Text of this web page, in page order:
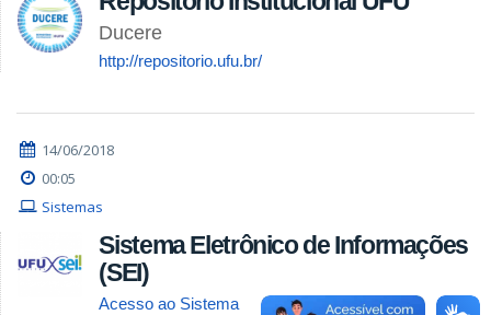
Ducere
http://repositorio.ufu.br/
14/06/2018
00:05
Sistemas
Sistema Eletrônico de Informações
(SEI)
Acesso ao Sistema